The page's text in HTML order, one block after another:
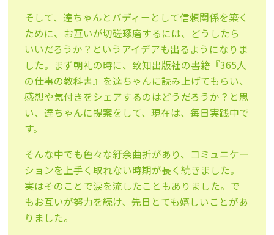
そして、達ちゃんとバディーとして信頼関係を築く
ために、お互いが切磋琢磨するには、どうしたら
いいだろうか？というアイデアも出るようになりま
した。まず朝礼の時に、致知出版社の書籍『365人
の仕事の教科書』を達ちゃんに読み上げてもらい、
感想や気付きをシェアするのはどうだろうか？と思
い、達ちゃんに提案をして、現在は、毎日実践中で
す。
そんな中でも色々な紆余曲折があり、コミュニケー
ションを上手く取れない時期が長く続きました。
実はそのことで涙を流したこともありました。で
もお互いが努力を続け、先日とても嬉しいことがあ
りました。